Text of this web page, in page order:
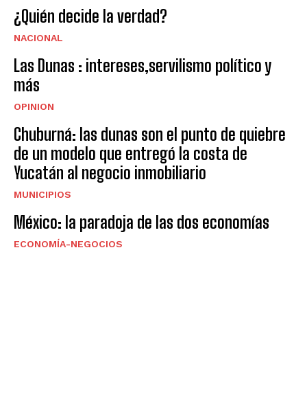
¿Quién decide la verdad?
NACIONAL
Las Dunas : intereses,servilismo político y
más
OPINION
Chuburná: las dunas son el punto de quiebre
de un modelo que entregó la costa de
Yucatán al negocio inmobiliario
MUNICIPIOS
México: la paradoja de las dos economías
ECONOMÍA-NEGOCIOS